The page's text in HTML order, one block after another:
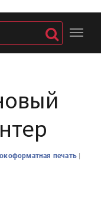
печать |